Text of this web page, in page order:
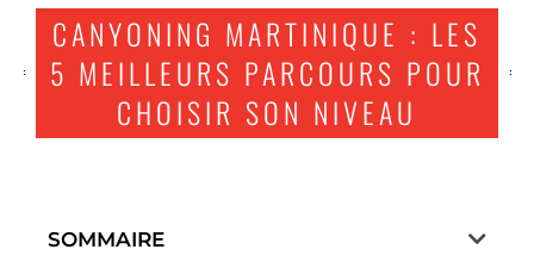
CANYONING MARTINIQUE : LES
5 MEILLEURS PARCOURS POUR
CHOISIR SON NIVEAU
SOMMAIRE